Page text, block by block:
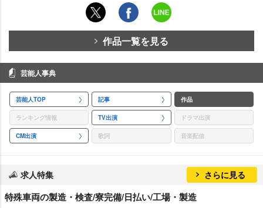
作品一覧を見る
芸能人事典
芸能人TOP 記事 作品
ランキング情報 TV出演 ドラマ出演
CM出演 歌詞 音楽配信
求人特集 さらに見る
特殊車両の製造・検査/寮完備/日払い/工場・製造